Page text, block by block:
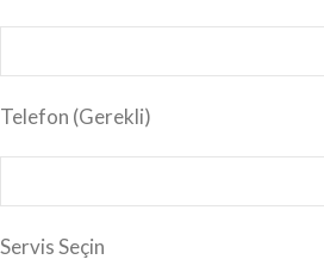
Telefon (Gerekli)
Servis Seçin